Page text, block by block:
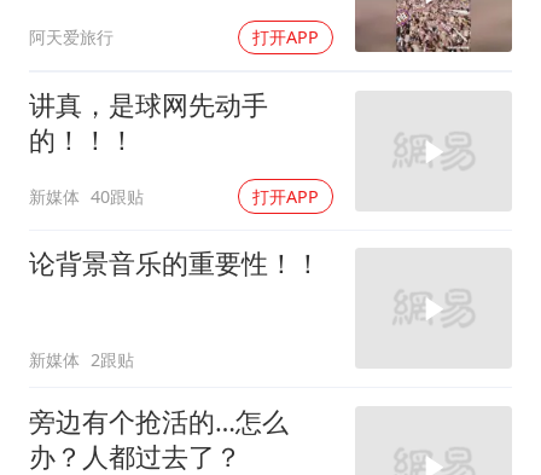
阿天爱旅行 打开APP
讲真，是球网先动手
的！！！
新媒体 40跟贴 打开APP
论背景音乐的重要性！！
新媒体 2跟贴
旁边有个抢活的…怎么
办？人都过去了？